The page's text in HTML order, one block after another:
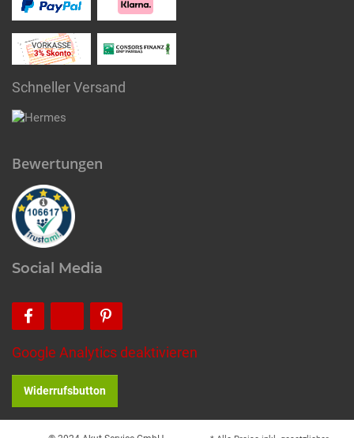
Schneller Versand
Bewertungen
Social Media
Google Analytics deaktivieren
Widerrufsbutton